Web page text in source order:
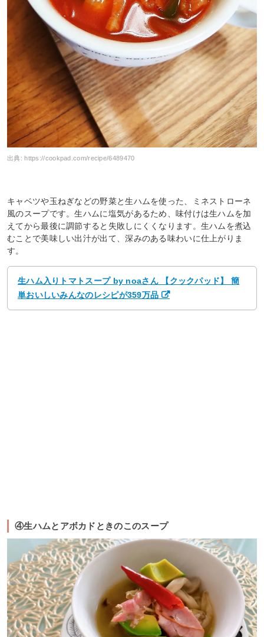
出典:https://cookpad.com/recipe/6489470
キャベツや玉ねぎなどの野菜と生ハムを使った、ミネストローネ
風のスープです。生ハムに塩気があるため、味付けは生ハムを加
えてから最後に調節すると失敗しにくくなります。生ハムを煮込
むことで美味しい出汁が出て、深みのある味わいに仕上がりま
す。
生ハム入りトマトスープ by noaさん 【クックパッド】 簡
単おいしいみんなのレシピが359万品
④生ハムとアボカドときのこのスープ